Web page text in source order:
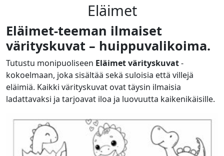
Eläimet
Eläimet-teeman ilmaiset
värityskuvat – huippuvalikoima.
Tutustu monipuoliseen Eläimet värityskuvat-
kokoelmaan, joka sisältää sekä suloisia että villejä
eläimiä. Kaikki värityskuvat ovat täysin ilmaisia
ladattavaksi ja tarjoavat iloa ja luovuutta kaikenikäisille.